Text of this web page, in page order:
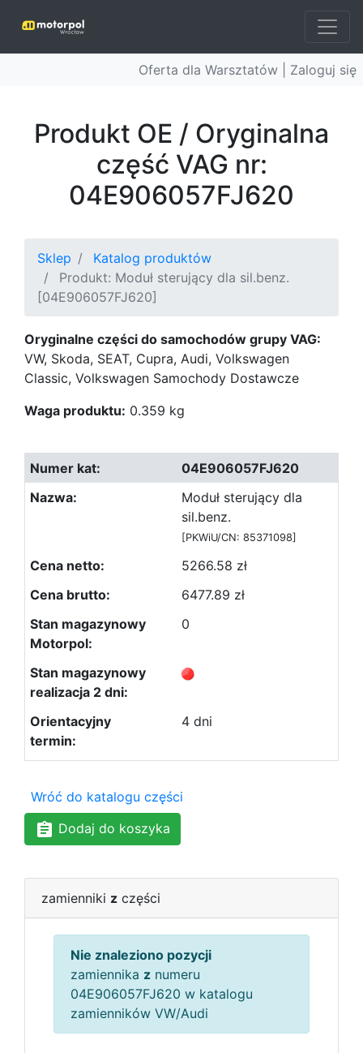
Oferta dla Warsztatów | Zaloguj się
Produkt OE / Oryginalna
część VAG nr:
04E906057FJ620
Sklep
Katalog produktów
Produkt: Moduł sterujący dla sil.benz.
[04E906057FJ620]
Oryginalne części do samochodów grupy VAG:
VW, Skoda, SEAT, Cupra, Audi, Volkswagen
Classic, Volkswagen Samochody Dostawcze
Waga produktu: 0.359 kg
04E906057FJ620
Moduł sterujący dla
sil.benz.
[PKWiU/CN: 85371098]
5266.58 zł
6477.89 zł
0
4 dni
Wróć do katalogu części
Dodaj do koszyka
zamienniki z części
Nie znaleziono pozycji
zamiennika z numeru
04E906057FJ620 w katalogu
zamienników VW/Audi